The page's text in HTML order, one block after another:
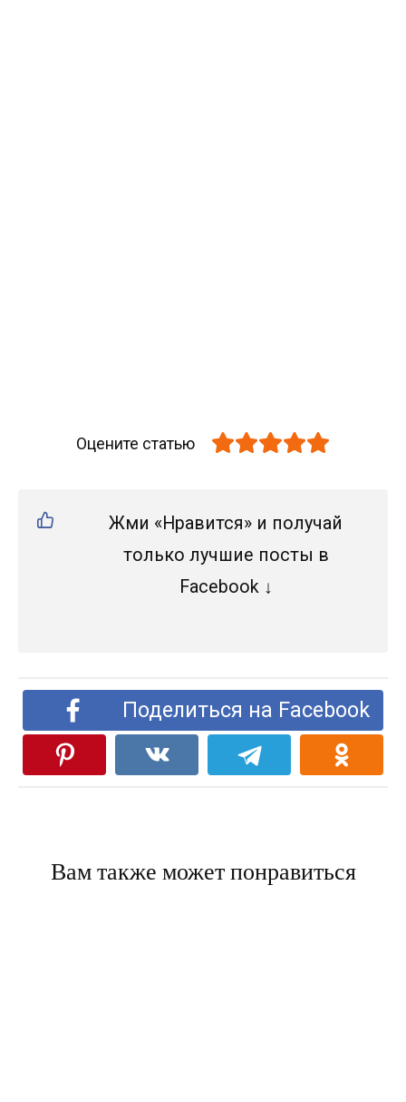
Оцените статью
Жми «Нравится» и получай
только лучшие посты в
Facebook ↓
Поделиться на Facebook
Вам также может понравиться